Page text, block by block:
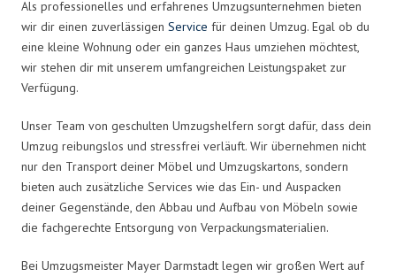
Als professionelles und erfahrenes Umzugsunternehmen bieten
wir dir einen zuverlässigen Service für deinen Umzug. Egal ob du
eine kleine Wohnung oder ein ganzes Haus umziehen möchtest,
wir stehen dir mit unserem umfangreichen Leistungspaket zur
Verfügung.
Unser Team von geschulten Umzugshelfern sorgt dafür, dass dein
Umzug reibungslos und stressfrei verläuft. Wir übernehmen nicht
nur den Transport deiner Möbel und Umzugskartons, sondern
bieten auch zusätzliche Services wie das Ein- und Auspacken
deiner Gegenstände, den Abbau und Aufbau von Möbeln sowie
die fachgerechte Entsorgung von Verpackungsmaterialien.
Bei Umzugsmeister Mayer Darmstadt legen wir großen Wert auf